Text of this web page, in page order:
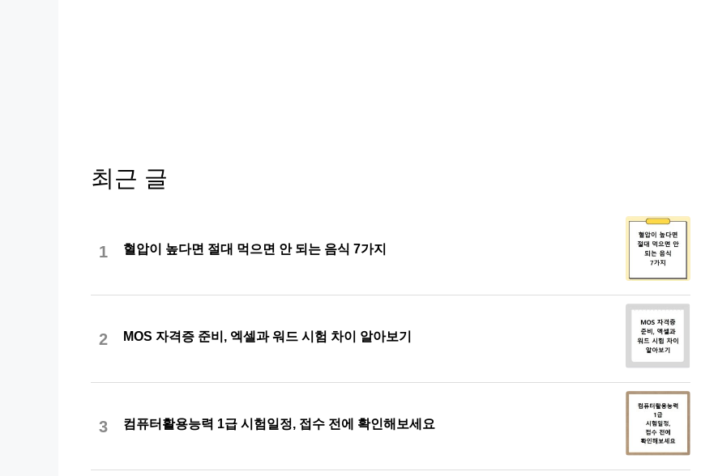
최근 글
1 혈압이 높다면 절대 먹으면 안 되는 음식 7가지
2 MOS 자격증 준비, 엑셀과 워드 시험 차이 알아보기
3 컴퓨터활용능력 1급 시험일정, 접수 전에 확인해보세요